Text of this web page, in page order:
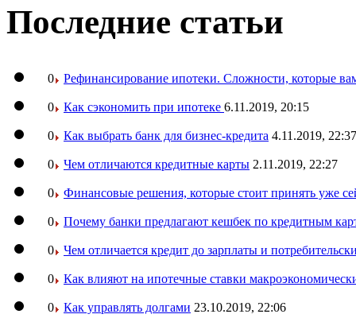
Последние статьи
0 Рефинансирование ипотеки. Сложности, которые
0 Как сэкономить при ипотеке 6.11.2019, 20:15
0 Как выбрать банк для бизнес-кредита 4.11.2019, 22:37
0 Чем отличаются кредитные карты 2.11.2019, 22:27
0 Финансовые решения, которые стоит принять уже
0 Почему банки предлагают кешбек по кредитным
0 Чем отличается кредит до зарплаты и
0 Как влияют на ипотечные ставки
0 Как управлять долгами 23.10.2019, 22:06